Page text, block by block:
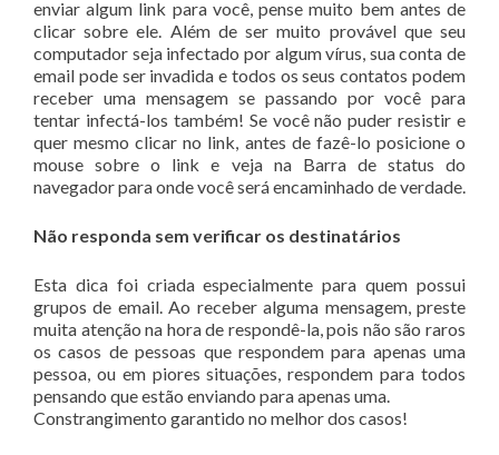
enviar algum link para você, pense muito bem antes de
clicar sobre ele. Além de ser muito provável que seu
computador seja infectado por algum vírus, sua conta de
email pode ser invadida e todos os seus contatos podem
receber uma mensagem se passando por você para
tentar infectá-los também! Se você não puder resistir e
quer mesmo clicar no link, antes de fazê-lo posicione o
mouse sobre o link e veja na Barra de status do
navegador para onde você será encaminhado de verdade.
Não responda sem verificar os destinatários
Esta dica foi criada especialmente para quem possui
grupos de email. Ao receber alguma mensagem, preste
muita atenção na hora de respondê-la, pois não são raros
os casos de pessoas que respondem para apenas uma
pessoa, ou em piores situações, respondem para todos
pensando que estão enviando para apenas uma.
Constrangimento garantido no melhor dos casos!